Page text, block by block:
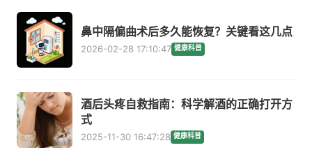
鼻中隔偏曲术后多久能恢复？关键看这几点
2026-02-28 17:10:47 健康科普
酒后头疼自救指南：科学解酒的正确打开方
式
2025-11-30 16:47:28 健康科普